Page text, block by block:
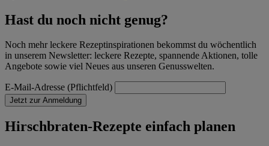
Hast du noch nicht genug?
Noch mehr leckere Rezeptinspirationen bekommst du wöchentlich
in unserem Newsletter: leckere Rezepte, spannende Aktionen, tolle
Angebote sowie viel Neues aus unseren Genusswelten.
E-Mail-Adresse (Pflichtfeld)
Jetzt zur Anmeldung
Hirschbraten-Rezepte einfach planen